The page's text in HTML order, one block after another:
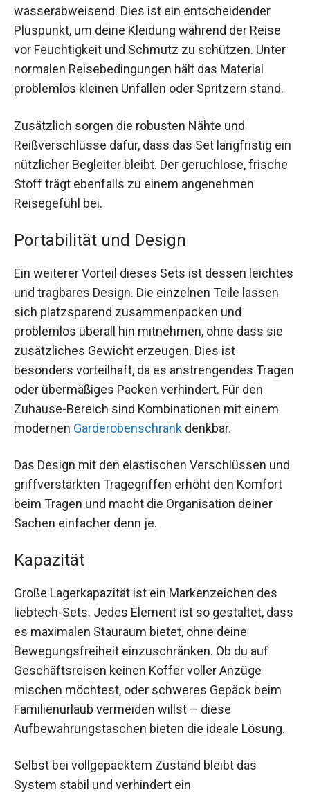
wasserabweisend. Dies ist ein entscheidender
Pluspunkt, um deine Kleidung während der Reise
vor Feuchtigkeit und Schmutz zu schützen. Unter
normalen Reisebedingungen hält das Material
problemlos kleinen Unfällen oder Spritzern stand.
Zusätzlich sorgen die robusten Nähte und
Reißverschlüsse dafür, dass das Set langfristig ein
nützlicher Begleiter bleibt. Der geruchlose, frische
Stoff trägt ebenfalls zu einem angenehmen
Reisegefühl bei.
Portabilität und Design
Ein weiterer Vorteil dieses Sets ist dessen leichtes
und tragbares Design. Die einzelnen Teile lassen
sich platzsparend zusammenpacken und
problemlos überall hin mitnehmen, ohne dass sie
zusätzliches Gewicht erzeugen. Dies ist
besonders vorteilhaft, da es anstrengendes Tragen
oder übermäßiges Packen verhindert. Für den
Zuhause-Bereich sind Kombinationen mit einem
modernen Garderobenschrank denkbar.
Das Design mit den elastischen Verschlüssen und
griffverstärkten Tragegriffen erhöht den Komfort
beim Tragen und macht die Organisation deiner
Sachen einfacher denn je.
Kapazität
Große Lagerkapazität ist ein Markenzeichen des
liebtech-Sets. Jedes Element ist so gestaltet, dass
es maximalen Stauraum bietet, ohne deine
Bewegungsfreiheit einzuschränken. Ob du auf
Geschäftsreisen keinen Koffer voller Anzüge
mischen möchtest, oder schweres Gepäck beim
Familienurlaub vermeiden willst – diese
Aufbewahrungstaschen bieten die ideale Lösung.
Selbst bei vollgepacktem Zustand bleibt das
System stabil und verhindert ein